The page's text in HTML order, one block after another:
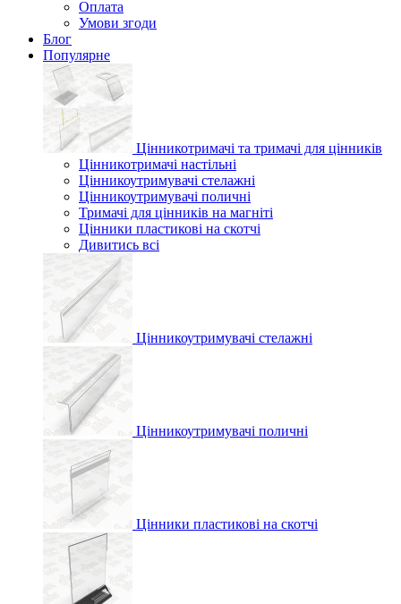
Оплата
Умови згоди
Блог
Популярне
Цінникотримачі та тримачі для цінників
Цінникотримачі настільні
Цінникоутримувачі стелажні
Цінникоутримувачі поличні
Тримачі для цінників на магніті
Цінники пластикові на скотчі
Дивитись всі
Цінникоутримувачі стелажні
Цінникоутримувачі поличні
Цінники пластикові на скотчі